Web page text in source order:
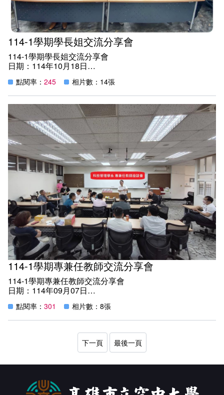
114-1學期學長姐交流分享會
114-1學期學長姐交流分享會
日期：114年10月18日
紀實：
為了讓同學能夠從學長姐的經驗分享中獲得啟發，如何運用
科技在產業中的巧思，增進學生對於職場技能的日新月異，
本系特別邀請「貝隆餐廳董事長特助李瑞棉學姐」回校與同
學們分享，主題是「餐飲業的科技巧思」，瑞棉學姐透過這
一場活動，分享了餐飲業如何運用各種科技，加入inline點
餐系統，讓接待不再手忙腳亂，也分享了現在挺夯的送餐機
器人，加上科技巧思的行銷模式，致力經營的粉絲專頁，接
獲不少Buffet派對預約、特定節日活動企劃、商業套餐聚
會、求婚及婚宴活動策畫...等，更是電影海霧殺青慶功宴、
電影上映慶功宴、演唱會慶功宴、粉絲見面會眾星雲集，是
個追星的好所在。
貝隆的成功經營，是許多來到高雄的人都會想去的一個地
方，各種行銷與經驗分享，也給學弟妹們一個最好的體驗。
點閱率： 245 相片數：14張
114-1學期專兼任教師交流分享會
114-1學期專兼任教師交流分享會
日期：114年09月07日
紀實：
114年09月07日本系為促進教師之間的合作與互動，辦理一
位學習平台融入教學」得獎教師獎狀及獎品。
新任許介星主任特別歡迎教師們的熱情參與及對本系教學活
師的專長領域外，也期許本系教師能藉此次活動互相分享教
點閱率： 301 相片數：8張
下一頁 最後一頁